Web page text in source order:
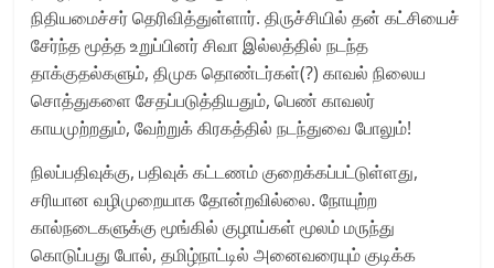
நிதியமைச்சர் தெரிவித்துள்ளார். திருச்சியில் தன் கட்சியைச்
சேர்ந்த மூத்த உறுப்பினர் சிவா இல்லத்தில் நடந்த
தாக்குதல்களும், திமுக தொண்டர்கள்(?) காவல் நிலைய
சொத்துகளை சேதப்படுத்தியதும், பெண் காவலர்
காயமுற்றதும், வேற்றுக் கிரகத்தில் நடந்துவை போலும்!
நிலப்பதிவுக்கு, பதிவுக் கட்டணம் குறைக்கப்பட்டுள்ளது,
சரியான வழிமுறையாக தோன்றவில்லை. நோயுற்ற
கால்நடைகளுக்கு மூங்கில் குழாய்கள் மூலம் மருந்து
கொடுப்பது போல், தமிழ்நாட்டில் அனைவரையும் குடிக்க